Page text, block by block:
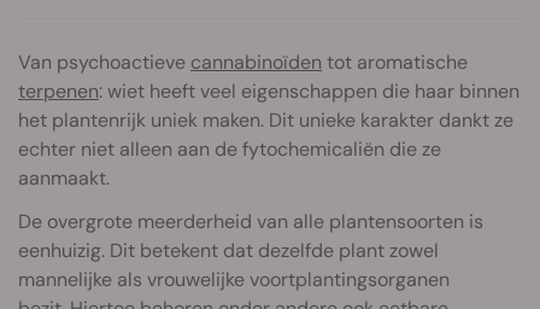
Van psychoactieve cannabinoïden tot aromatische
terpenen: wiet heeft veel eigenschappen die haar binnen
het plantenrijk uniek maken. Dit unieke karakter dankt ze
echter niet alleen aan de fytochemicaliën die ze
aanmaakt.
De overgrote meerderheid van alle plantensoorten is
eenhuizig. Dit betekent dat dezelfde plant zowel
mannelijke als vrouwelijke voortplantingsorganen